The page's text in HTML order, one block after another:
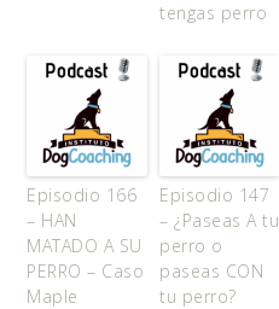
tengas perro
Episodio 166
– HAN
MATADO A SU
PERRO – Caso
Maple
Episodio 147
– ¿Paseas A tu
perro o
paseas CON
tu perro?